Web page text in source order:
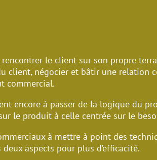
rencontrer le client sur son propre
client, négocier et bâtir une relation
commercial.
encore à passer de la logique du
le produit à celle centrée sur le
à mettre à point des
aspects pour plus d’efficacité.